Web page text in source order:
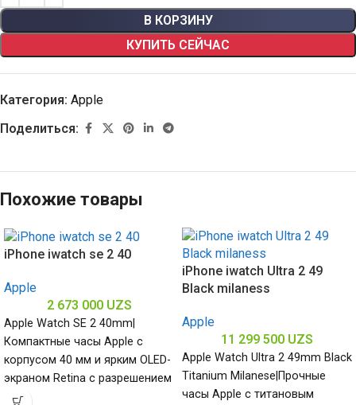
В КОРЗИНУ
КУПИТЬ СЕЙЧАС
Категория: Apple
Поделиться:
Похожие товары
iPhone iwatch se 2 40
Apple
2 673 000 UZS
Apple Watch SE 2 40mm|
Компактные часы Apple с
корпусом 40 мм и ярким OLED-
экраном Retina с разрешением
324×394 пикселя
iPhone iwatch Ultra 2 49
Black milaness
Apple
11 299 500 UZS
Apple Watch Ultra 2 49mm Black
Titanium Milanese|Прочные
часы Apple с титановым